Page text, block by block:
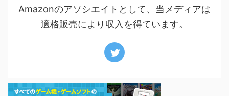
Amazonのアソシエイトとして、当メディアは
適格販売により収入を得ています。